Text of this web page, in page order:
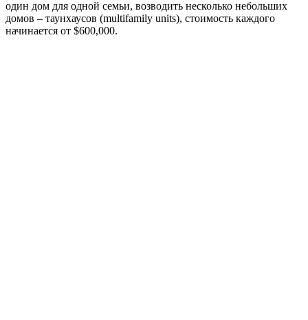
один дом для одной семьи, возводить несколько небольших
домов – таунхаусов (multifamily units), стоимость каждого
начинается от $600,000.